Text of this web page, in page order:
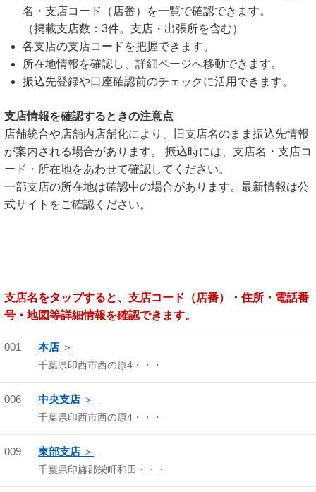
名・支店コード（店番）を一覧で確認できます。
（掲載支店数：3件。支店・出張所を含む）
各支店の支店コードを把握できます。
所在地情報を確認し、詳細ページへ移動できます。
振込先登録や口座確認前のチェックに活用できます。
支店情報を確認するときの注意点
店舗統合や店舗内店舗化により、旧支店名のまま振込先情報
が案内される場合があります。 振込時には、支店名・支店コ
ード・所在地をあわせて確認してください。
一部支店の所在地は確認中の場合があります。最新情報は公
式サイトをご確認ください。
支店名をタップすると、支店コード（店番）・住所・電話番
号・地図等詳細情報を確認できます。
001 本店
千葉県印西市西の原4・・・
006 中央支店
千葉県印西市西の原4・・・
009 東部支店
千葉県印旛郡栄町和田・・・